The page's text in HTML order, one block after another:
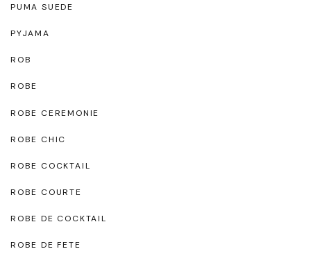
PUMA SUEDE
PYJAMA
ROB
ROBE
ROBE CEREMONIE
ROBE CHIC
ROBE COCKTAIL
ROBE COURTE
ROBE DE COCKTAIL
ROBE DE FETE